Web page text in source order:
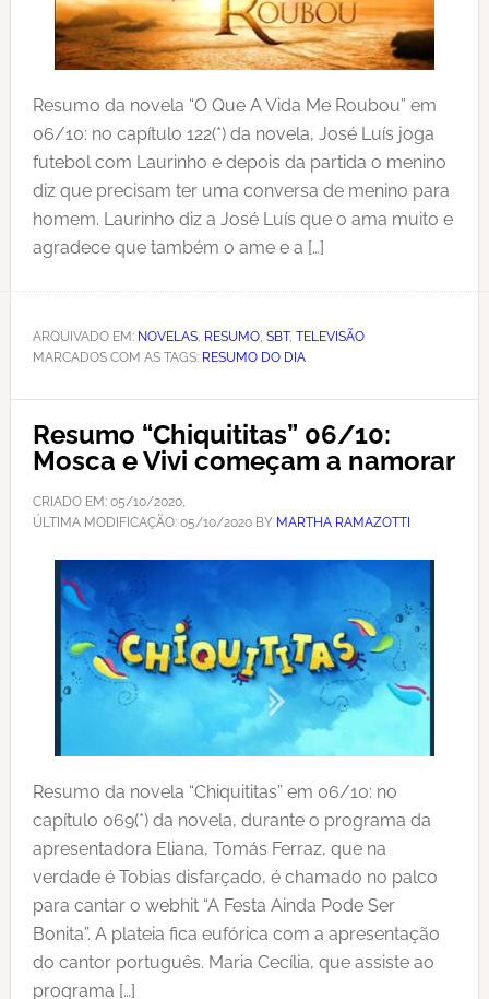
Resumo da novela “O Que A Vida Me Roubou” em
06/10: no capítulo 122(*) da novela, José Luís joga
futebol com Laurinho e depois da partida o menino
diz que precisam ter uma conversa de menino para
homem. Laurinho diz a José Luís que o ama muito e
agradece que também o ame e a […]
ARQUIVADO EM: NOVELAS, RESUMO, SBT, TELEVISÃO
MARCADOS COM AS TAGS: RESUMO DO DIA
Resumo “Chiquititas” 06/10:
Mosca e Vivi começam a namorar
CRIADO EM: 05/10/2020,
ÚLTIMA MODIFICAÇÃO: 05/10/2020BY MARTHA RAMAZOTTI
Resumo da novela “Chiquititas” em 06/10: no
capítulo 069(*) da novela, durante o programa da
apresentadora Eliana, Tomás Ferraz, que na
verdade é Tobias disfarçado, é chamado no palco
para cantar o webhit “A Festa Ainda Pode Ser
Bonita”. A plateia fica eufórica com a apresentação
do cantor português. Maria Cecília, que assiste ao
programa […]